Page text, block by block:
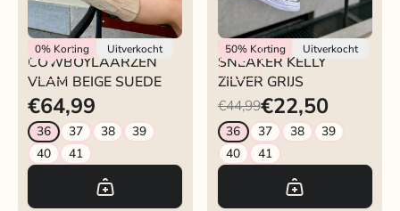
0% Korting Uitverkocht
Rokjeklokje
COWBOYLAARZEN
VLAM BEIGE SUEDE
€64,99
36 37 38
39
40
41
50%Korting Uitverkocht
Rokjeklokje
SNEAKER KELLY
ZILVER GRIJS
€44,99€22,50
36 37 38
39
40
41